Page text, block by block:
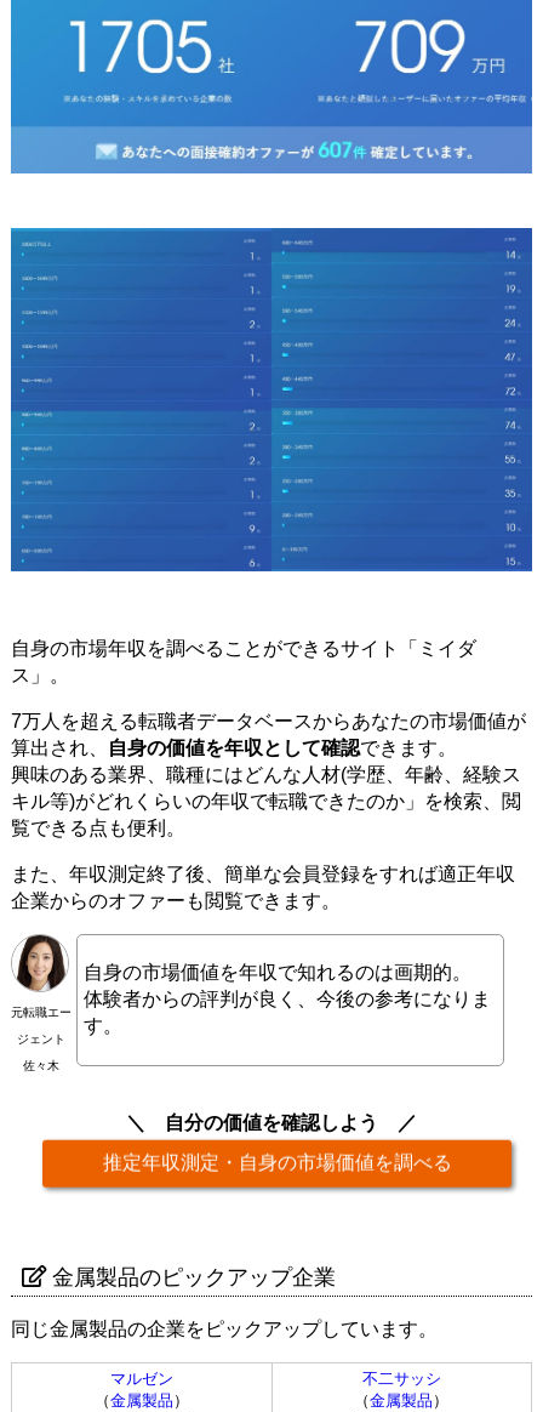
自身の市場年収を調べることができるサイト「ミイダ
ス」。
7万人を超える転職者データベースからあなたの市場価値が
算出され、
自身の価値を年収として確認できます。
興味のある業界、職種にはどんな人材(学歴、年齢、経験ス
キル等)がどれくらいの年収で転職できたのか」を検索、閲
覧できる点も便利。
また、年収測定終了後、簡単な会員登録をすれば適正年収
企業からのオファーも閲覧できます。
元転職エー
ジェント
佐々木
自身の市場価値を年収で知れるのは画期的。
体験者からの評判が良く、今後の参考になりま
す。
自分の価値を確認しよう
推定年収測定・自身の市場価値を調べる
金属製品のピックアップ企業
同じ金属製品の企業をピックアップしています。
マルゼン
（金属製品 ）
不二サッシ
（金属製品 ）